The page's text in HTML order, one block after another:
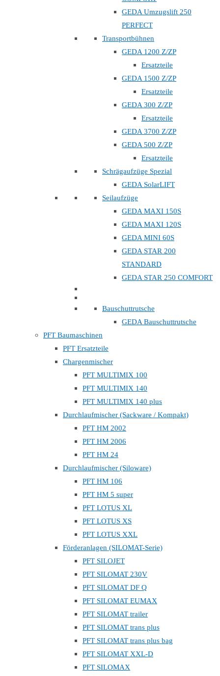
GEDA Umzugslift 250
PERFECT
Transportbühnen
GEDA 1200 Z/ZP
Ersatzteile
GEDA 1500 Z/ZP
Ersatzteile
GEDA 300 Z/ZP
Ersatzteile
GEDA 3700 Z/ZP
GEDA 500 Z/ZP
Ersatzteile
Schrägaufzüge Spezial
GEDA SolarLIFT
Seilaufzüge
GEDA MAXI 150S
GEDA MAXI 120S
GEDA MINI 60S
GEDA STAR 200
STANDARD
GEDA STAR 250 COMFORT
Bauschuttrutsche
GEDA Bauschuttrutsche
PFT Baumaschinen
PFT Ersatzteile
Chargenmischer
PFT MULTIMIX 100
PFT MULTIMIX 140
PFT MULTIMIX 140 plus
Durchlaufmischer (Sackware / Kompakt)
PFT HM 2002
PFT HM 2006
PFT HM 24
Durchlaufmischer (Siloware)
PFT HM 106
PFT HM 5 super
PFT LOTUS XL
PFT LOTUS XS
PFT LOTUS XXL
Förderanlagen (SILOMAT-Serie)
PFT SILOJET
PFT SILOMAT 230V
PFT SILOMAT DF Q
PFT SILOMAT EUMAX
PFT SILOMAT trailer
PFT SILOMAT trans plus
PFT SILOMAT trans plus bag
PFT SILOMAT XXL-D
PFT SILOMAX